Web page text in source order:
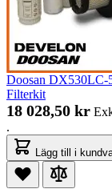
Doosan DX530LC-
Filterkit
18 028,50 kr
.
Lägg till i